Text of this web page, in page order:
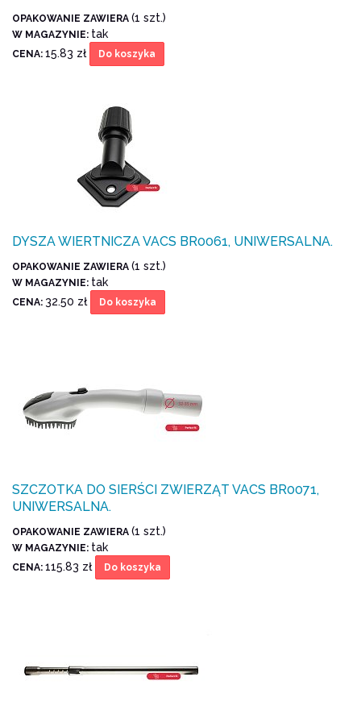
OPAKOWANIE ZAWIERA (1 szt.)
W MAGAZYNIE: tak
CENA: 15.83 zł Do koszyka
DYSZA WIERTNICZA VACS BR0061, UNIWERSALNA.
OPAKOWANIE ZAWIERA (1 szt.)
W MAGAZYNIE: tak
CENA: 32.50 zł Do koszyka
SZCZOTKA DO SIERŚCI ZWIERZĄT VACS BR0071,
UNIWERSALNA.
OPAKOWANIE ZAWIERA (1 szt.)
W MAGAZYNIE: tak
CENA: 115.83 zł Do koszyka